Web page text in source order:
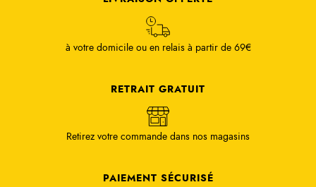
à votre domicile ou en relais à partir de 69€
RETRAIT GRATUIT
Retirez votre commande dans nos magasins
PAIEMENT SÉCURISÉ